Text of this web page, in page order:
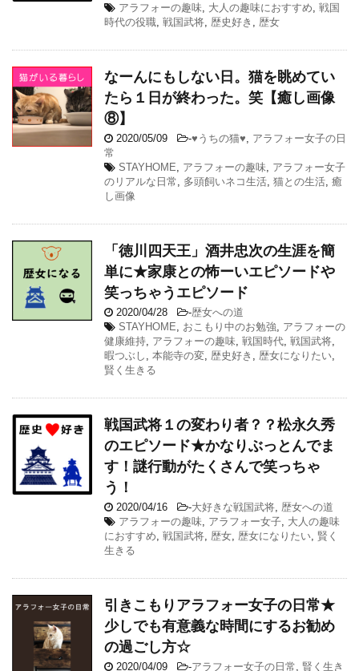
アラフォーの趣味
大人の趣味におすすめ 戦国
時代の役職 戦国武将 歴史好き 歴女
なーんにもしない日。猫を眺めてい
たら１日が終わった。笑【癒し画像
⑧】
2020/05/09 -♥うちの猫♥
アラフォー女子の日
常
STAYHOME
アラフォーの趣味
アラフォー女子
のリアルな日常
多頭飼いネコ生活 猫との生活 癒
し画像
「徳川四天王」酒井忠次の生涯を簡
単に★家康との怖ーいエピソードや
笑っちゃうエピソード
2020/04/28 -歴女への道
STAYHOME
おこもり中のお勉強
アラフォーの
健康維持 アラフォーの趣味 戦国時代 戦国武将
暇つぶし
本能寺の変 歴史好き 歴女になりたい
賢く生きる
戦国武将１の変わり者？？松永久秀
のエピソード★かなりぶっとんでま
す！謎行動がたくさんで笑っちゃ
う！
2020/04/16 -大好きな戦国武将 歴女への道
アラフォーの趣味
アラフォー女子 大人の趣味
におすすめ 戦国武将 歴女 歴女になりたい 賢く
生きる
引きこもりアラフォー女子の日常★
少しでも有意義な時間にするお勧め
の過ごし方☆
2020/04/09 -アラフォー女子の日常 賢く生き